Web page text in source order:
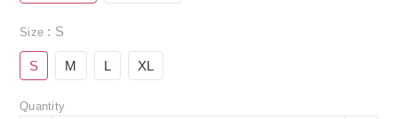
Size : S
S M L XL
Quantity